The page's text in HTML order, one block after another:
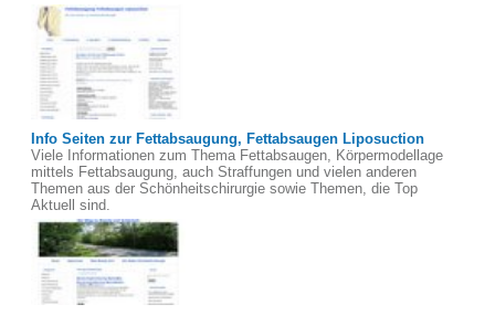
Info Seiten zur Fettabsaugung, Fettabsaugen Liposuction
Viele Informationen zum Thema Fettabsaugen, Körpermodellage
mittels Fettabsaugung, auch Straffungen und vielen anderen
Themen aus der Schönheitschirurgie sowie Themen, die Top
Aktuell sind.